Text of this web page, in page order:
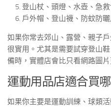
登山杖、頭燈、水壺、急救
戶外帽、登山襪、防蚊防曬
如果你常去郊山、露營、親子
很實用。尤其是需要試穿登山
備時，實體店會比只看網路圖片
運動用品店適合買
如果你主要是運動訓練、球類